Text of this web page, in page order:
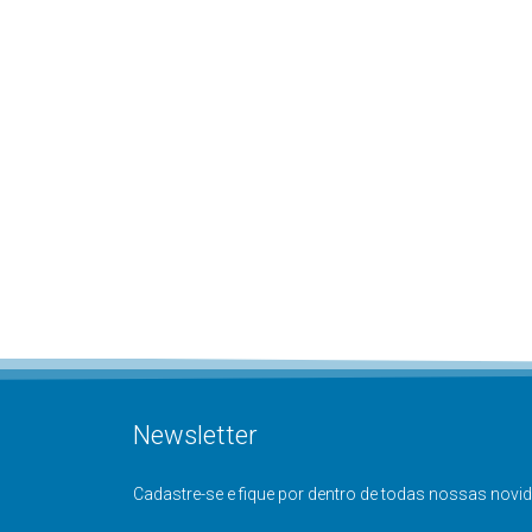
Newsletter
Cadastre-se e fique por dentro de todas nossas